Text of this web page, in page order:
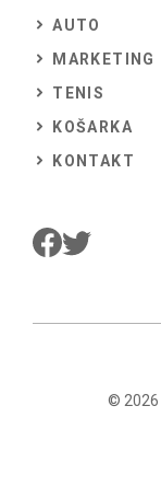
AUTO
MARKETING
TENIS
KOŠARKA
KONTAKT
© 2026